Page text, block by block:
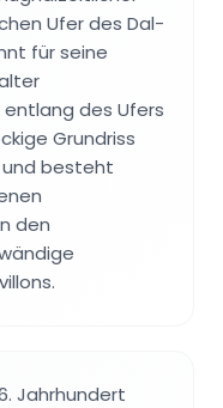
Ufer des Dal-
für seine
des Ufers
Grundriss
besteht
den
Jahrhundert